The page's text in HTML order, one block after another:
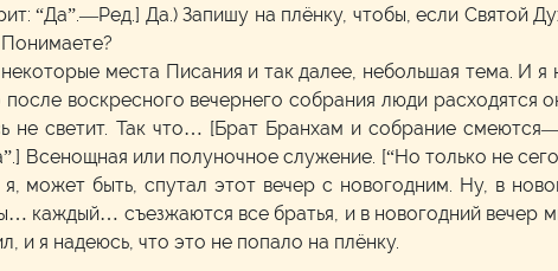
“Да”.—Ред.] Да.) Запишу на плёнку, чтобы, если Святой
места Писания и так далее, небольшая тема. И я
воскресного вечернего собрания люди расходятся
не светит. Так что… [Брат Бранхам и собрание
Всенощная или полуночное служение. [“Но только не
может быть, спутал этот вечер с новогодним. Ну, в
каждый… съезжаются все братья, и в новогодний вечер
и я надеюсь, что это не попало на плёнку.